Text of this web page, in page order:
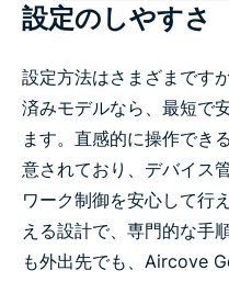
設定のしやすさ
設定方法はさまざまです
済みモデルなら、最短で
ます。直感的に操作できる
意されており、デバイス
ワーク制御を安心して行
える設計で、専門的な手
も外出先でも、Aircove